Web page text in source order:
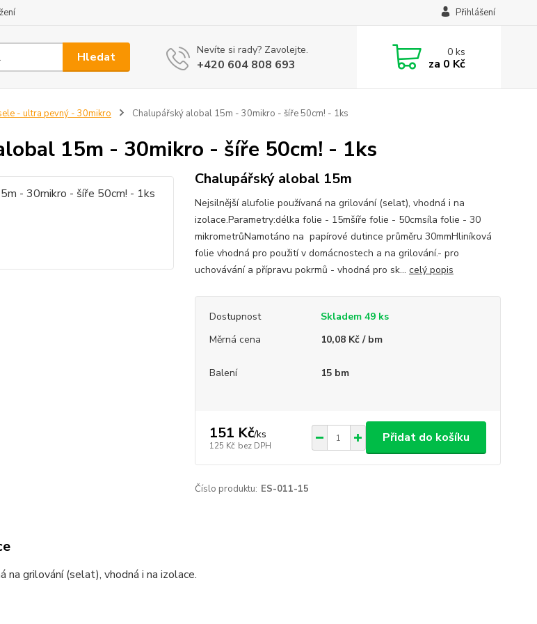
Přihlášení
Hledat Nevíte si rady? Zavolejte.
+420 604 808 693
0ks
za 0 Kč
- ultra pevný - 30mikro Chalupářský alobal 15m - 30mikro - šíře 50cm! - 1ks
15m - 30mikro - šíře 50cm! - 1ks
Chalupářský alobal 15m
Nejsilnější alufolie používaná na grilování (selat), vhodná i na
izolace.Parametry:délka folie - 15mšíře folie - 50cmsíla folie - 30
mikrometrůNamotáno na papírové dutince průměru 30mmHliníková
folie vhodná pro použití v domácnostech a na grilování.- pro
uchovávání a přípravu pokrmů - vhodná pro sk... celý popis
Dostupnost
Skladem 49 ks
Měrná cena
10,08 Kč / bm
Balení 15 bm
151 Kč/ks
125 Kč bez DPH
Přidat do košíku
Číslo produktu: ES-011-15
na grilování (selat), vhodná i na izolace.